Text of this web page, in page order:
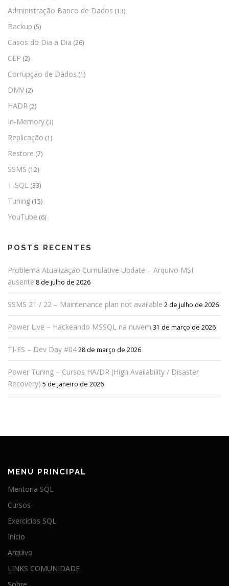
Administração Banco de Dados (13)
Backup (5)
Casos do Dia a Dia (26)
CEP (2)
Corrupção de Dados (1)
DMV (2)
HADR (2)
In-Memory (3)
Replicação (1)
Restore (7)
SSMS (12)
T-SQL (33)
Tuning (15)
YouTube (6)
POSTS RECENTES
Problema Atualização Cumulative Update – Arquivo MSI
ausente 8 de julho de 2026
SSMS 21 / 22 – Maintenance plan not available 2 de julho de 2026
Power Live – Hackeando MSSQL na nuvem 31 de março de 2026
TI-ES – Dev Day #0428 de março de 2026
Power Tuning – Cursos HA/DR (High Availability / Disaster
Recovery) 5 de janeiro de 2026
MENU PRINCIPAL
Mentoria SQL
Cursos
Exercícios SQL
Início
Arquivo
LINKS COMUNIDADE